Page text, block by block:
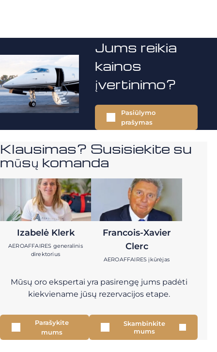
Jums reikia
kainos
įvertinimo?
Pasiūlymo
prašymas
Klausimas? Susisiekite su
mūsų komanda
Izabelė Klerk
AEROAFFAIRES generalinis
direktorius
Francois-Xavier
Clerc
AEROAFFAIRES įkūrėjas
Mūsų oro ekspertai yra pasirengę jums padėti
kiekviename jūsų rezervacijos etape.
Parašykite
mums
Skambinkite
mums